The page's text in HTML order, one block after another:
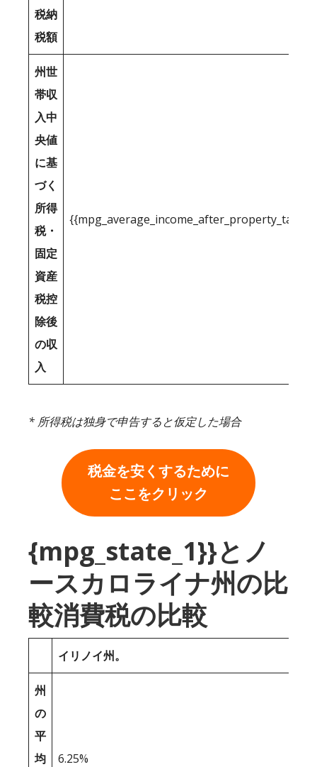
税納
税額
州世
帯収
入中
央値
に基
づく
所得
税・
固定
資産
税控
除後
の収
入
* 所得税は独身で申告すると仮定した場合
税金を安くするために
ここをクリック
{mpg_state_1}}とノ
ースカロライナ州の比
較消費税の比較
イリノイ州。
州
の
平
均
6.25%